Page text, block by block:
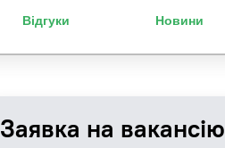
Новини
Відгуки
Заявка на вакансію